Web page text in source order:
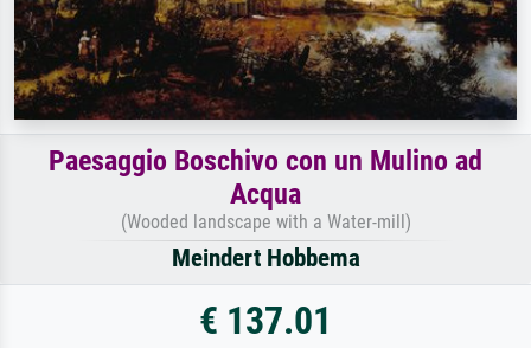
Paesaggio Boschivo con un Mulino ad
Acqua
(Wooded landscape with a Water-mill)
Meindert Hobbema
€ 137.01